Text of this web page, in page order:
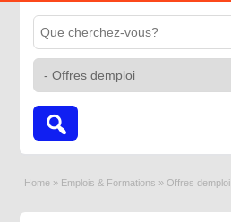
Home » Emplois & Formations » Offres demploi